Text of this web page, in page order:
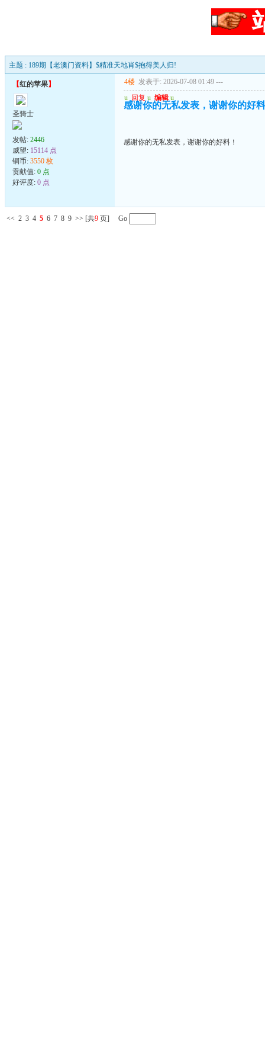
主题 : 189期【老澳门资料】$精准天地肖$抱得美人归!
【红的苹果】
圣骑士
发帖: 2446
威望: 15114 点
铜币: 3550 枚
贡献值: 0 点
好评度: 0 点
4楼 发表于: 2026-07-08 01:49 ---
u 回复 u 编辑 u
感谢你的无私发表，谢谢你的好
感谢你的无私发表，谢谢你的好料！
<< 2 3 4 5 6 7 8 9 >> [共9 页] Go